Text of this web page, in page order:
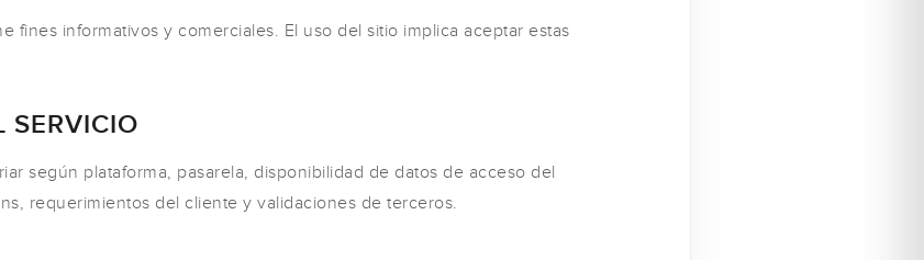
fines informativos y comerciales. El uso del sitio implica aceptar estas
SERVICIO
según plataforma, pasarela, disponibilidad de datos de acceso del
requerimientos del cliente y validaciones de terceros.